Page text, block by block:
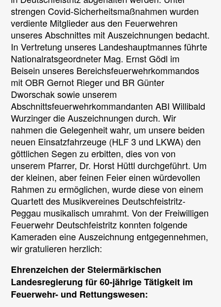
strengen Covid-Sicherheitsmaßnahmen wurden
verdiente Mitglieder aus den Feuerwehren
unseres Abschnittes mit Auszeichnungen bedacht.
In Vertretung unseres Landeshauptmannes führte
Nationalratsgeordneter Mag. Ernst Gödl im
Beisein unseres Bereichsfeuerwehrkommandos
mit OBR Gernot Rieger und BR Günter
Dworschak sowie unserem
Abschnittsfeuerwehrkommandanten ABI Willibald
Wurzinger die Auszeichnungen durch. Wir
nahmen die Gelegenheit wahr, um unsere beiden
neuen Einsatzfahrzeuge (HLF 3 und LKWA) den
göttlichen Segen zu erbitten, dies von von
unserem Pfarrer, Dr. Horst Hüttl durchgeführt. Um
der kleinen, aber feinen Feier einen würdevollen
Rahmen zu ermöglichen, wurde diese von einem
Quartett des Musikvereines Deutschfeistritz-
Peggau musikalisch umrahmt. Von der Freiwilligen
Feuerwehr Deutschfeistritz konnten folgende
Kameraden eine Auszeichnung entgegennehmen,
wir gratulieren herzlich:
Ehrenzeichen der Steiermärkischen
Landesregierung für 60-jährige Tätigkeit im
Feuerwehr- und Rettungswesen: